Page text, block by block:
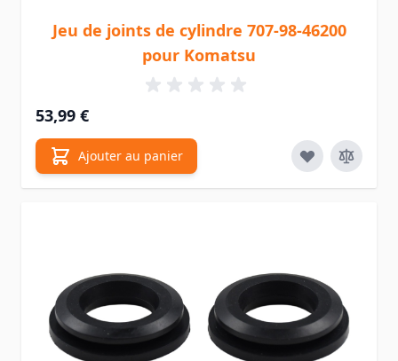
Jeu de joints de cylindre 707-98-46200
pour Komatsu
53,99 €
Ajouter au panier